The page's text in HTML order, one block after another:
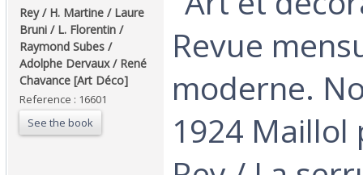
Rey / H. Martine / Laure
Bruni / L. Florentin /
Raymond Subes /
Adolphe Dervaux / René
Chavance [Art Déco]‎
Reference : 16601
See the book
Revue
moderne.
1924 Maillol